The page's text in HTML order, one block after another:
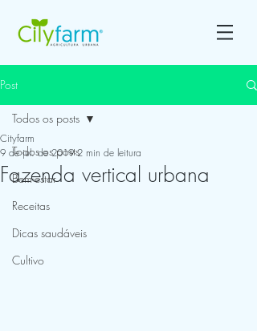
Post
Todos os posts
Bem-estar
Receitas
Dicas saudáveis
Cultivo
Todos os posts
Fazenda vertical urbana
Cityfarm
9 de jul. de 2019 2 min de leitura